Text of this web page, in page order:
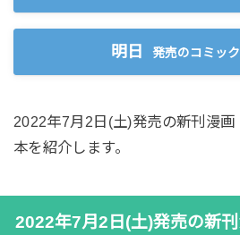
明日 発売のコミッ
2022年7月2日(土)発売の新刊漫
本を紹介します。
2022年7月2日(土)発売の新